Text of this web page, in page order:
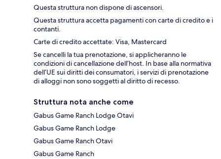
Questa struttura non dispone di ascensori.
Questa struttura accetta pagamenti con carte di credito e i
contanti.
Carte di credito accettate: Visa, Mastercard
Se cancelli la tua prenotazione, si applicheranno le
condizioni di cancellazione dell’host. In base alla normativa
dell’UE sui diritti dei consumatori, i servizi di prenotazione
di alloggi non sono soggetti al diritto di recesso.
Struttura nota anche come
Gabus Game Ranch Lodge Otavi
Gabus Game Ranch Lodge
Gabus Game Ranch Otavi
Gabus Game Ranch